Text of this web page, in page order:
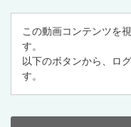
この動画コンテンツを
す。
以下のボタンから、ロ
す。